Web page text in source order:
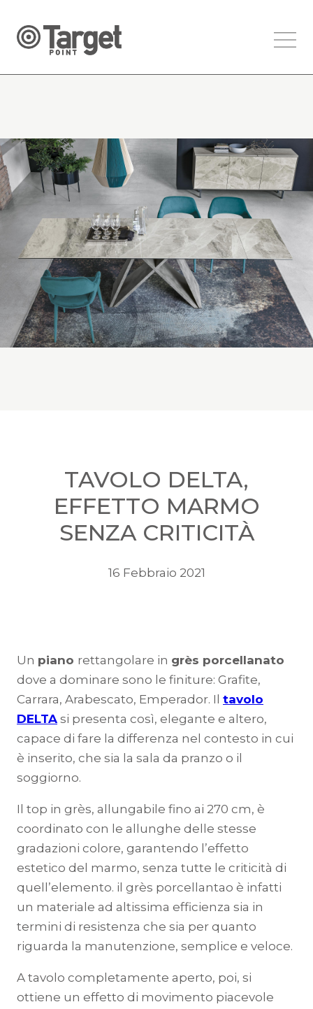
TAVOLO DELTA,
EFFETTO MARMO
SENZA CRITICITÀ
16 Febbraio 2021
Un piano rettangolare in grès porcellanato
dove a dominare sono le finiture: Grafite,
Carrara, Arabescato, Emperador. Il tavolo
DELTA si presenta così, elegante e altero,
capace di fare la differenza nel contesto in cui
è inserito, che sia la sala da pranzo o il
soggiorno.
Il top in grès, allungabile fino ai 270 cm, è
coordinato con le allunghe delle stesse
gradazioni colore, garantendo l’effetto
estetico del marmo, senza tutte le criticità di
quell’elemento. il grès porcellantao è infatti
un materiale ad altissima efficienza sia in
termini di resistenza che sia per quanto
riguarda la manutenzione, semplice e veloce.
A tavolo completamente aperto, poi, si
ottiene un effetto di movimento piacevole